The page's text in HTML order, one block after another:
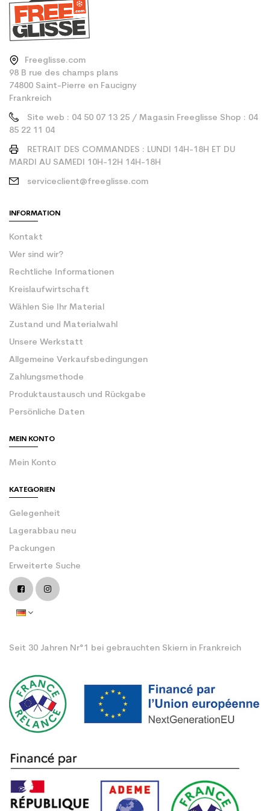
Freeglisse.com
98 B rue des champs plans
74800 Saint-Pierre en Faucigny
Frankreich
Site web : 04 50 07 13 25 / Magasin Freeglisse Shop : 04
85 22 11 04
RETRAIT DES COMMANDES : LUNDI 14H-18H ET DU
MARDI AU SAMEDI 10H-12H 14H-18H
serviceclient@freeglisse.com
INFORMATION
Kontakt
Wer sind wir?
Rechtliche Informationen
Kreislaufwirtschaft
Wählen Sie Ihr Material
Zustand und Materialwahl
Unsere Werkstatt
Allgemeine Verkaufsbedingungen
Zahlungsmethode
Produktaustausch und Rückgabe
Persönliche Daten
MEIN KONTO
Mein Konto
KATEGORIEN
Gelegenheit
Lagerabbau neu
Packungen
Erweiterte Suche
Seit 30 Jahren Nr°1 bei gebrauchten Skiern in Frankreich